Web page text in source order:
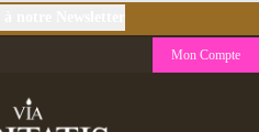
Mon Compte